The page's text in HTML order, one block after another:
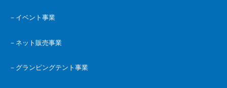
－イベント事業
－ネット販売事業
－グランピングテント事業